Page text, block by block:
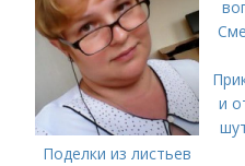
Windows, для работы
с текстом, окнами и
другими элементами
Поделки из листьев
и